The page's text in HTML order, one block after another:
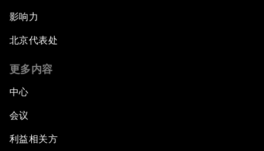
影响力
北京代表处
更多内容
中心
会议
利益相关方